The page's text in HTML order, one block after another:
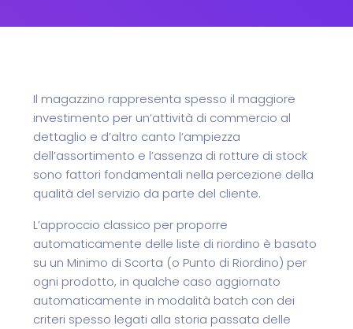
Il magazzino rappresenta spesso il maggiore
investimento per un’attività di commercio al
dettaglio e d’altro canto l’ampiezza
dell’assortimento e l’assenza di rotture di stock
sono fattori fondamentali nella percezione della
qualità del servizio da parte del cliente.
L’approccio classico per proporre
automaticamente delle liste di riordino è basato
su un Minimo di Scorta (o Punto di Riordino) per
ogni prodotto, in qualche caso aggiornato
automaticamente in modalità batch con dei
criteri spesso legati alla storia passata delle